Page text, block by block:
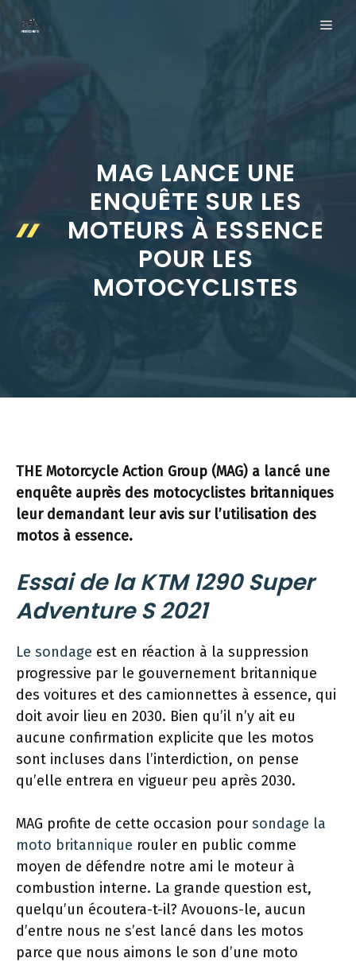
MAG LANCE UNE
ENQUÊTE SUR LES
MOTEURS À ESSENCE
POUR LES
MOTOCYCLISTES
THE Motorcycle Action Group (MAG) a lancé une
enquête auprès des motocyclistes britanniques
leur demandant leur avis sur l’utilisation des
motos à essence.
Essai de la KTM 1290 Super
Adventure S 2021
Le sondage est en réaction à la suppression
progressive par le gouvernement britannique
des voitures et des camionnettes à essence, qui
doit avoir lieu en 2030. Bien qu’il n’y ait eu
aucune confirmation explicite que les motos
sont incluses dans l’interdiction, on pense
qu’elle entrera en vigueur peu après 2030.
MAG profite de cette occasion pour sondage la
moto britannique rouler en public comme
moyen de défendre notre ami le moteur à
combustion interne. La grande question est,
quelqu’un écoutera-t-il? Avouons-le, aucun
d’entre nous ne s’est lancé dans les motos
parce que nous aimons le son d’une moto